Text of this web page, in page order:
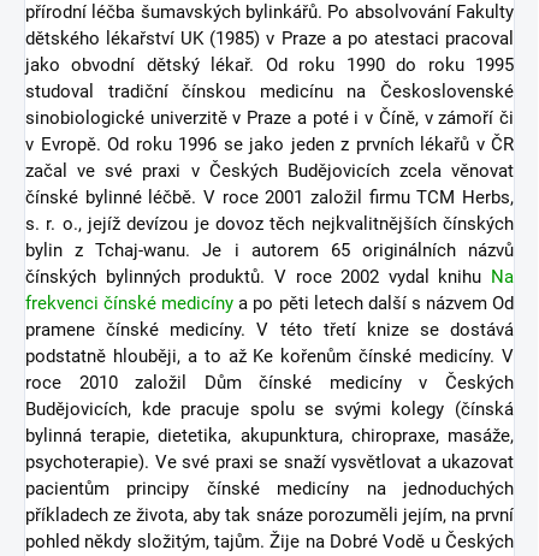
přírodní léčba šumavských bylinkářů. Po absolvování Fakulty
dětského lékařství UK (1985) v Praze a po atestaci pracoval
jako obvodní dětský lékař. Od roku 1990 do roku 1995
studoval tradiční čínskou medicínu na Československé
sinobiologické univerzitě v Praze a poté i v Číně, v zámoří či
v Evropě. Od roku 1996 se jako jeden z prvních lékařů v ČR
začal ve své praxi v Českých Budějovicích zcela věnovat
čínské bylinné léčbě. V roce 2001 založil firmu TCM Herbs,
s. r. o., jejíž devízou je dovoz těch nejkvalitnějších čínských
bylin z Tchaj-wanu. Je i autorem 65 originálních názvů
čínských bylinných produktů. V roce 2002 vydal knihu Na
frekvenci čínské medicíny a po pěti letech další s názvem Od
pramene čínské medicíny. V této třetí knize se dostává
podstatně hlouběji, a to až Ke kořenům čínské medicíny. V
roce 2010 založil Dům čínské medicíny v Českých
Budějovicích, kde pracuje spolu se svými kolegy (čínská
bylinná terapie, dietetika, akupunktura, chiropraxe, masáže,
psychoterapie). Ve své praxi se snaží vysvětlovat a ukazovat
pacientům principy čínské medicíny na jednoduchých
příkladech ze života, aby tak snáze porozuměli jejím, na první
pohled někdy složitým, tajům. Žije na Dobré Vodě u Českých